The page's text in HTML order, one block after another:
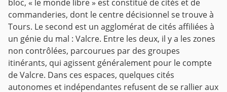
bloc, « le monde libre » est constitué de cités et de
commanderies, dont le centre décisionnel se trouve à
Tours. Le second est un agglomérat de cités affiliées à
un génie du mal : Valcre. Entre les deux, il y a les zones
non contrôlées, parcourues par des groupes
itinérants, qui agissent généralement pour le compte
de Valcre. Dans ces espaces, quelques cités
autonomes et indépendantes refusent de se rallier aux